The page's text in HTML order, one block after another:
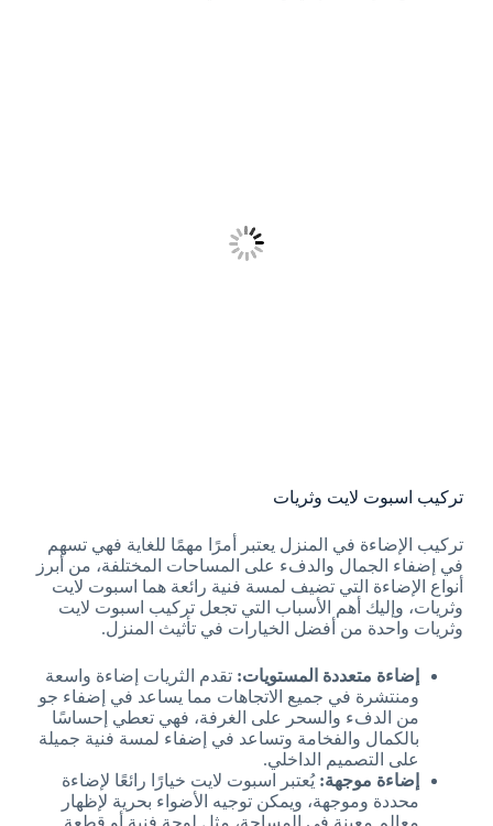
تركيب اسبوت لايت وثريات
تركيب الإضاءة في المنزل يعتبر أمرًا مهمًا للغاية فهي تسهم
في إضفاء الجمال والدفء على المساحات المختلفة، من أبرز
أنواع الإضاءة التي تضيف لمسة فنية رائعة هما اسبوت لايت
وثريات، وإليك أهم الأسباب التي تجعل تركيب اسبوت لايت
وثريات واحدة من أفضل الخيارات في تأثيث المنزل.
إضاءة متعددة المستويات: تقدم الثريات إضاءة واسعة
ومنتشرة في جميع الاتجاهات مما يساعد في إضفاء جو
من الدفء والسحر على الغرفة، فهي تعطي إحساسًا
بالكمال والفخامة وتساعد في إضفاء لمسة فنية جميلة
على التصميم الداخلي.
إضاءة موجهة:يُعتبر اسبوت لايت خيارًا رائعًا لإضاءة
محددة وموجهة، ويمكن توجيه الأضواء بحرية لإظهار
معالم معينة في المساحة، مثل لوحة فنية أو قطعة